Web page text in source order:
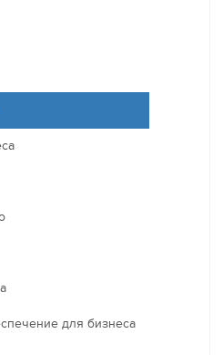
для бизнеса